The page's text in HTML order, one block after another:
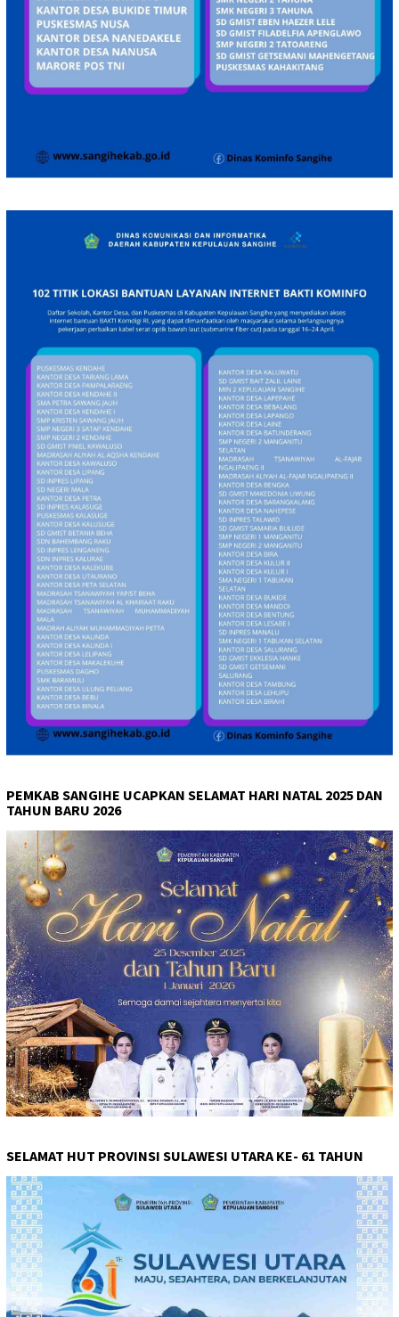
PEMKAB SANGIHE UCAPKAN SELAMAT HARI NATAL 2025 DAN
TAHUN BARU 2026
SELAMAT HUT PROVINSI SULAWESI UTARA KE- 61 TAHUN